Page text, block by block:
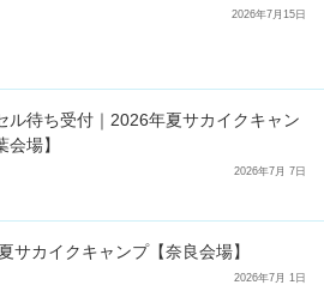
2026年7月15日
ル待ち受付｜2026年夏サカイクキャン
会場】
2026年7月 7日
サカイクキャンプ【奈良会場】
2026年7月 1日